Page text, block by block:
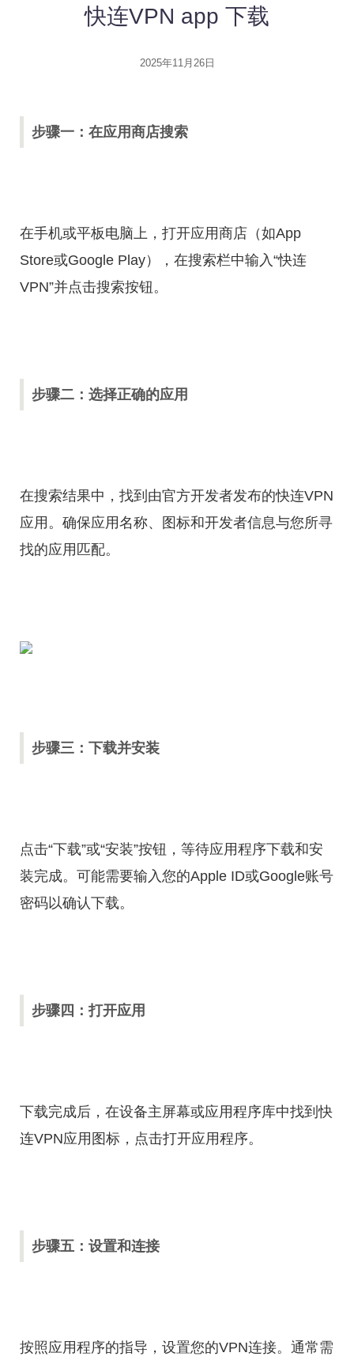
快连VPN app 下载
2025年11月26日
步骤一：在应用商店搜索
在手机或平板电脑上，打开应用商店（如App
Store或Google Play），在搜索栏中输入“快连
VPN”并点击搜索按钮。
步骤二：选择正确的应用
在搜索结果中，找到由官方开发者发布的快连VPN
应用。确保应用名称、图标和开发者信息与您所寻
找的应用匹配。
步骤三：下载并安装
点击“下载”或“安装”按钮，等待应用程序下载和安
装完成。可能需要输入您的Apple ID或Google账号
密码以确认下载。
步骤四：打开应用
下载完成后，在设备主屏幕或应用程序库中找到快
连VPN应用图标，点击打开应用程序。
步骤五：设置和连接
按照应用程序的指导，设置您的VPN连接。通常需